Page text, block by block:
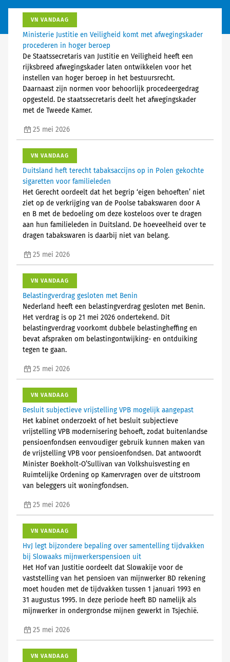
VN VANDAAG
Ministerie Justitie en Veiligheid komt met afwegingskader
procederen in hoger beroep
De Staatssecretaris van Justitie en Veiligheid heeft een
rijksbreed afwegingskader laten ontwikkelen voor het
instellen van hoger beroep in het bestuursrecht.
Daarnaast zijn normen voor behoorlijk procedeergedrag
opgesteld. De staatssecretaris deelt het afwegingskader
met de Tweede Kamer.
25 mei 2026
VN VANDAAG
Duitsland heft terecht tabaksaccijns op in Polen gekochte
sigaretten voor familieleden
Het Gerecht oordeelt dat het begrip ‘eigen behoeften’ niet
ziet op de verkrijging van de Poolse tabakswaren door A
en B met de bedoeling om deze kosteloos over te dragen
aan hun familieleden in Duitsland. De hoeveelheid over te
dragen tabakswaren is daarbij niet van belang.
25 mei 2026
VN VANDAAG
Belastingverdrag gesloten met Benin
Nederland heeft een belastingverdrag gesloten met Benin.
Het verdrag is op 21 mei 2026 ondertekend. Dit
belastingverdrag voorkomt dubbele belastingheffing en
bevat afspraken om belastingontwijking- en ontduiking
tegen te gaan.
25 mei 2026
VN VANDAAG
Besluit subjectieve vrijstelling VPB mogelijk aangepast
Het kabinet onderzoekt of het besluit subjectieve
vrijstelling VPB modernisering behoeft, zodat buitenlandse
pensioenfondsen eenvoudiger gebruik kunnen maken van
de vrijstelling VPB voor pensioenfondsen. Dat antwoordt
Minister Boekholt-O’Sullivan van Volkshuisvesting en
Ruimtelijke Ordening op Kamervragen over de uitstroom
van beleggers uit woningfondsen.
25 mei 2026
VN VANDAAG
HvJ legt bijzondere bepaling over samentelling tijdvakken
bij Slowaaks mijnwerkerspensioen uit
Het Hof van Justitie oordeelt dat Slowakije voor de
vaststelling van het pensioen van mijnwerker BD rekening
moet houden met de tijdvakken tussen 1 januari 1993 en
31 augustus 1995. In deze periode heeft BD namelijk als
mijnwerker in ondergrondse mijnen gewerkt in Tsjechië.
25 mei 2026
VN VANDAAG